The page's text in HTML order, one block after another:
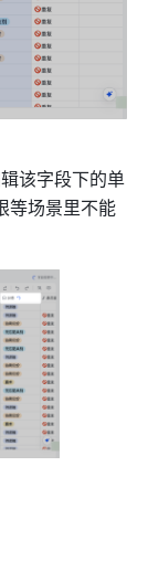
等场景里不能